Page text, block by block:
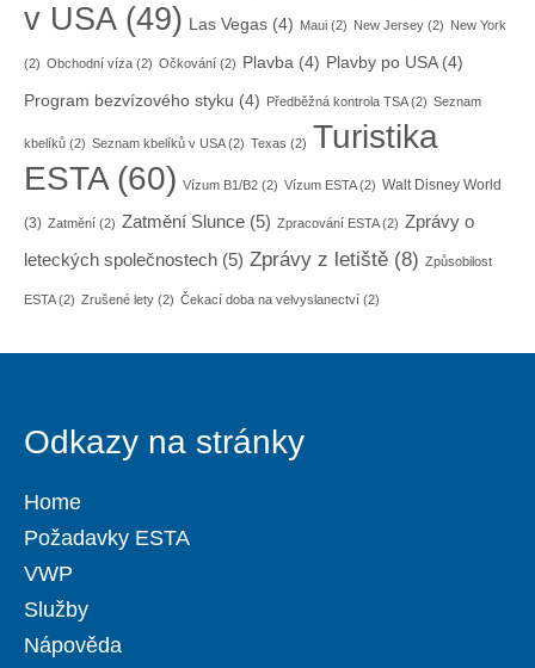
v USA(49) Las Vegas (4) Maui (2) New Jersey (2) New York
(2) Obchodní víza (2) Očkování (2) Plavba (4) Plavby po USA(4)
Program bezvízového styku (4) Předběžná kontrola TSA(2) Seznam
kbelíků (2) Seznam kbelíků v USA(2) Texas (2) Turistika
ESTA(60) Vízum B1/B2 (2) Vízum ESTA(2) Walt Disney World
(3) Zatmění (2) Zatmění Slunce (5) Zpracování ESTA(2) Zprávy o
leteckých společnostech (5) Zprávy z letiště (8) Způsobilost
ESTA(2) Zrušené lety (2) Čekací doba na velvyslanectví (2)
Odkazy na stránky
Home
Požadavky ESTA
VWP
Služby
Nápověda